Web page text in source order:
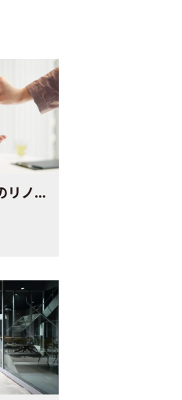
買った、受継いだ家のリノベ個別セミナー